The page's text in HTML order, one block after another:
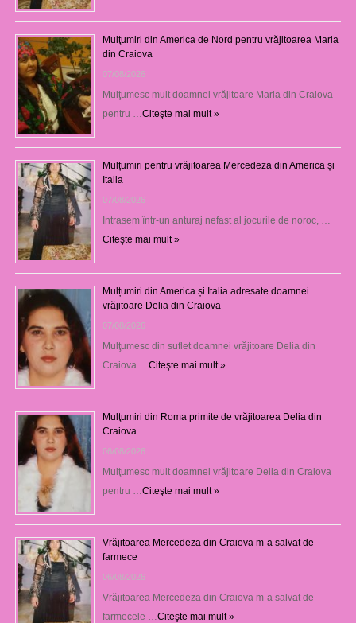
Mulţumiri din America de Nord pentru vrăjitoarea Maria
din Craiova
07/08/2026
Mulţumesc mult doamnei vrăjitoare Maria din Craiova
pentru … Citeşte mai mult »
Mulțumiri pentru vrăjitoarea Mercedeza din America și
Italia
07/08/2026
Intrasem într-un anturaj nefast al jocurile de noroc, …
Citeşte mai mult »
Mulțumiri din America și Italia adresate doamnei
vrăjitoare Delia din Craiova
07/08/2026
Mulţumesc din suflet doamnei vrăjitoare Delia din
Craiova … Citeşte mai mult »
Mulţumiri din Roma primite de vrăjitoarea Delia din
Craiova
06/08/2026
Mulţumesc mult doamnei vrăjitoare Delia din Craiova
pentru … Citeşte mai mult »
Vrăjitoarea Mercedeza din Craiova m-a salvat de
farmece
06/08/2026
Vrăjitoarea Mercedeza din Craiova m-a salvat de
farmecele … Citeşte mai mult »